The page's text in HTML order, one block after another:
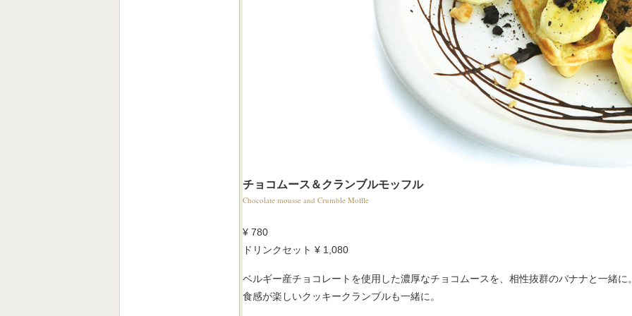
チョコムース＆クランブルモッフル
Chocolate mousse and Crumble Moffle
¥ 780
ドリンクセット ¥ 1,080
ベルギー産チョコレートを使用した濃厚なチョコムースを、相性抜群のバナナと一緒に
食感が楽しいクッキークランブルも一緒に。